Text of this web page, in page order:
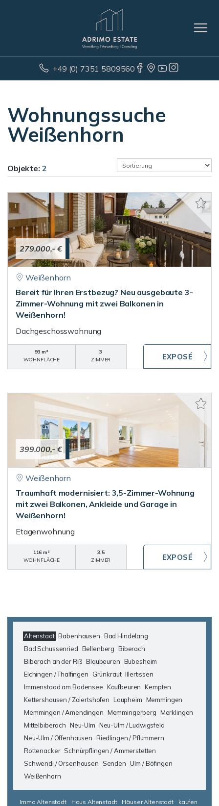
+49 (0) 7351 5809560
Wohnungssuche
Weißenhorn
Objekte: 2
279.000,- €
Weißenhorn
Bereit für Ihren Erstbezug? Neu ausgebaute 3-
Zimmer-Wohnung mit zwei Balkonen in
Weißenhorn!
Dachgeschosswohnung
93 m²
WOHNFLÄCHE
3
ZIMMER
399.000,- €
Weißenhorn
Traumhaft modernisiert: 3,5-Zimmer-Wohnung
mit zwei Balkonen, Ankleide und Garage in
Weißenhorn!
Etagenwohnung
116 m²
WOHNFLÄCHE
3,5
ZIMMER
Altenstadt Babenhausen Bad Hindelang
Bad Schussenried Bellenberg Biberach
Biberach an der Riß Blaubeuren Bubesheim
Elchingen / Thalfingen
Grünkraut Illertissen
Immenstaad am Bodensee Kaufbeuren Kempten
Kettershausen / Zaiertshofen Laupheim Memmingen
Memmingen / Amendingen Memmingerberg Merklingen
Mittelbiberach Neu-Ulm Neu-Ulm / Ludwigsfeld
Neu-Ulm / Offenhausen Riedlingen / Pflummern
Rottenacker Schnürpflingen / Ammerstetten
Schwendi / Orsenhausen
Senden Ulm / Böfingen
Weißenhorn
Immo Altenstadt Haus Altenstadt Häuser Altenstadt
kaufen